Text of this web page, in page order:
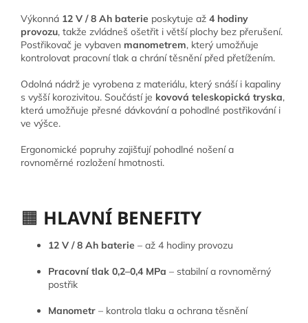
Výkonná 12 V / 8 Ah baterie poskytuje až 4 hodiny
provozu, takže zvládneš ošetřit i větší plochy bez přerušení.
Postřikovač je vybaven manometrem, který umožňuje
kontrolovat pracovní tlak a chrání těsnění před přetížením.
Odolná nádrž je vyrobena z materiálu, který snáší i kapaliny
s vyšší korozivitou. Součástí je kovová teleskopická tryska,
která umožňuje přesné dávkování a pohodlné postřikování i
ve výšce.
Ergonomické popruhy zajišťují pohodlné nošení a
rovnoměrné rozložení hmotnosti.
🟧 HLAVNÍ BENEFITY
12 V / 8 Ah baterie – až 4 hodiny provozu
Pracovní tlak 0,2–0,4 MPa – stabilní a rovnoměrný
postřik
Manometr – kontrola tlaku a ochrana těsnění